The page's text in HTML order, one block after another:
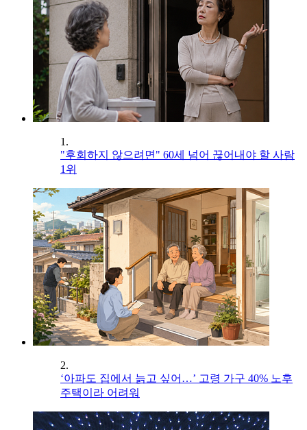
1.
"후회하지 않으려면" 60세 넘어 끊어내야 할 사람
1위
2.
‘아파도 집에서 늙고 싶어…’ 고령 가구 40% 노후
주택이라 어려워